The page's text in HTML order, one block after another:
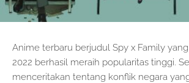
Anime terbaru berjudul Spy x Family
2022 berhasil meraih popularitas tinggi.
menceritakan tentang konflik negara